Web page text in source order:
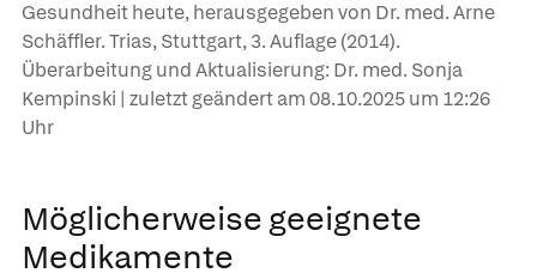
Gesundheit heute, herausgegeben von Dr. med. Arne
Schäffler. Trias, Stuttgart, 3. Auflage (2014).
Überarbeitung und Aktualisierung: Dr. med. Sonja
Kempinski | zuletzt geändert am08.10.2025um 12:26
Uhr
Möglicherweise geeignete
Medikamente